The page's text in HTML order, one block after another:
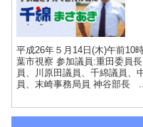
平成26年５月14日(木)午前10
葉市視察 参加議員:重田委員
員、川原田議員、千綿議員、
員、末崎事務局員 神谷部長